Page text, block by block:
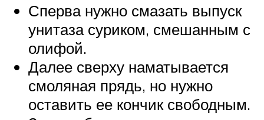
Сперва нужно смазать выпуск
унитаза суриком, смешанным с
олифой.
Далее сверху наматывается
смоляная прядь, но нужно
оставить ее кончик свободным.